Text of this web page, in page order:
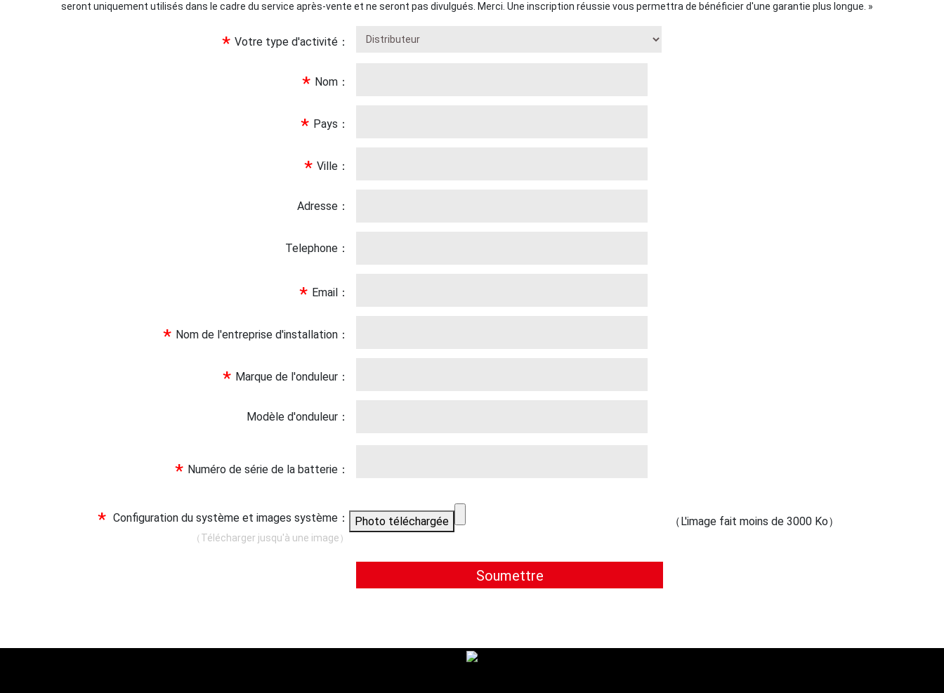
seront uniquement utilisés dans le cadre du service après-vente et ne seront pas divulgués. Merci. Une inscription réussie vous permettra de bénéficier d'une garantie plus longue. »
* Votre type d'activité：
* Nom：
* Pays：
* Ville：
Adresse：
Telephone：
* Email：
* Nom de l'entreprise d'installation：
* Marque de l'onduleur：
Modèle d'onduleur：
* Numéro de série de la batterie：
* Configuration du système et images système：
（Télécharger jusqu'à une image）
Photo téléchargée （L'image fait moins de 3000 Ko）